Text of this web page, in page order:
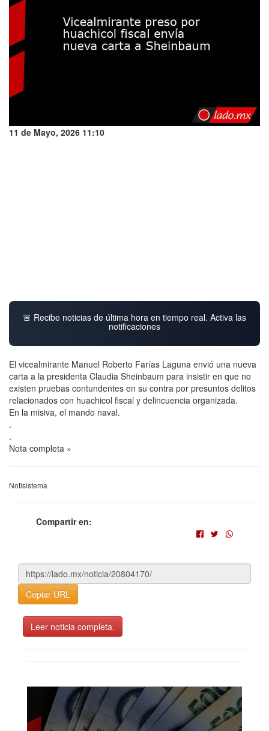
11 de Mayo, 2026 11:10
🚨 Recibe noticias de última hora en tiempo real. Activa las
notificaciones
El vicealmirante Manuel Roberto Farías Laguna envió una nueva
carta a la presidenta Claudia Sheinbaum para insistir en que no
existen pruebas contundentes en su contra por presuntos delitos
relacionados con huachicol fiscal y delincuencia organizada.
En la misiva, el mando naval.
.
.
Nota completa »
Notisistema
Compartir en:
Copiar URL
Leer noticia completa.